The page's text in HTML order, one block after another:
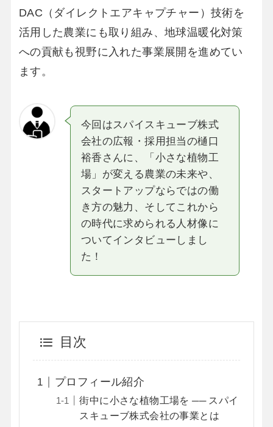
DAC（ダイレクトエアキャプチャー）技術を
活用した農業にも取り組み、地球温暖化対策
への貢献も視野に入れた事業展開を進めてい
ます。
今回はスパイスキューブ株式
会社の広報・採用担当の樋口
裕香さんに、「小さな植物工
場」が変える農業の未来や、
スタートアップならではの働
き方の魅力、そしてこれから
の時代に求められる人材像に
ついてインタビューしまし
た！
目次
プロフィール紹介
街中に小さな植物工場を ── スパイ
スキューブ株式会社の事業とは